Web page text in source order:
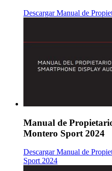
Descargar Manual de
Manual de
Montero Sport 2024
Descargar Manual de
Sport 2024